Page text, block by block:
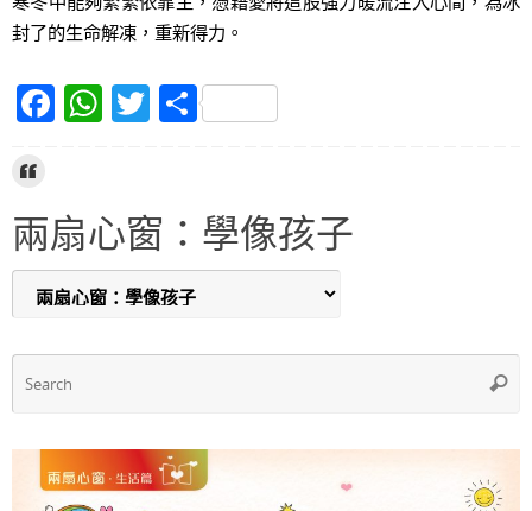
封了的生命解凍，重新得力。
F
e
b
o
k
W
s
A
p
T
er
S
e
兩扇心窗：學像孩子